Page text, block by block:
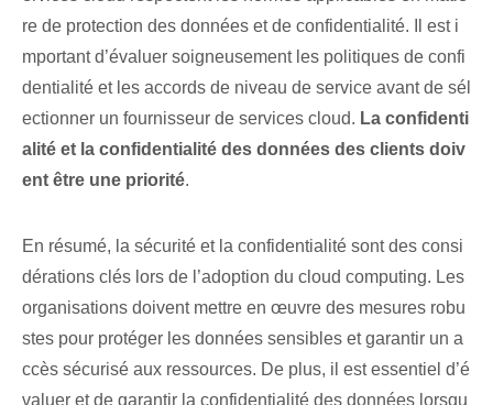
re de protection des données et de confidentialité. Il est i
mportant d’évaluer soigneusement les politiques de confi
dentialité et les accords de niveau de service avant de sél
ectionner un fournisseur de services cloud. La confidenti
alité et la confidentialité des données des clients doiv
ent être une priorité.
En résumé, la sécurité et la confidentialité sont des consi
dérations clés lors de l’adoption du cloud computing. Les
organisations doivent mettre en œuvre des mesures robu
stes pour protéger les données sensibles et garantir un a
ccès sécurisé aux ressources. De plus, il est essentiel d’é
valuer et de garantir la confidentialité des données lorsqu